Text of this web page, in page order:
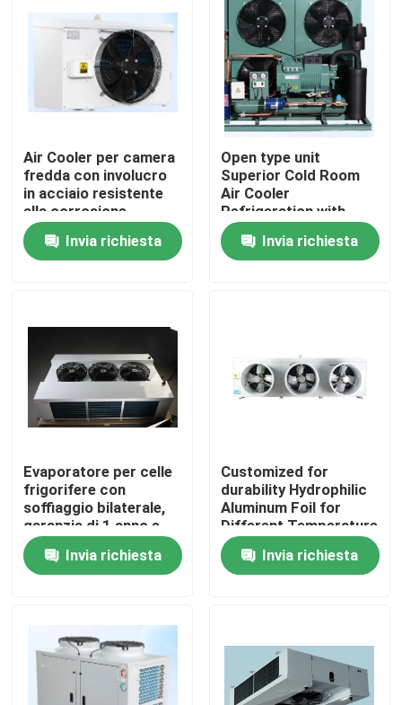
Casa.
Prodotti
Visita alla fabbrica
Controllo della qualità
Contattaci
Notizie
Chiedi un preventivo
evaporatore del coolroom
Air Cooler per camera
fredda con involucro
in acciaio resistente
alla corrosione,
vassoio per acqua a
doppio strato e tubo
di scambio termico
Invia richiesta
Open type unit
Superior Cold Room
Air Cooler
Refrigeration with
Bitzer Compressor
Comprehensive
Product Line for Wide
Invia richiesta
Evaporatore per celle
frigorifere con
soffiaggio bilaterale,
garanzia di 1 anno e
supporto online
Invia richiesta
Customized for
durability Hydrophilic
Aluminum Foil for
Different Temperature
and Humidity
Requirements in Cold
Room Condensing Unit
Invia richiesta